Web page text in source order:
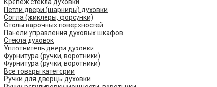
Крепеж стекла духовки
Петли двери (шарниры) духовки
Сопла (жиклеры, форсунки)
Столы варочных поверхностей
Панели управления духовых шкафов
Стекла духовок
Уплотнитель двери духовки
Фурнитура (ручки, воротники)
Фурнитура (ручки, воротники)
Все товары категории
Ручки для дверцы духовки